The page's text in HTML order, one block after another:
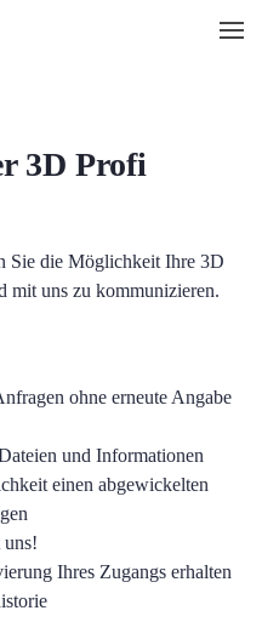
3D Profi
Sie die Möglichkeit Ihre 3D
mit uns zu kommunizieren.
ohne erneute Angabe
und Informationen
einen abgewickelten
Ihres Zugangs erhalten